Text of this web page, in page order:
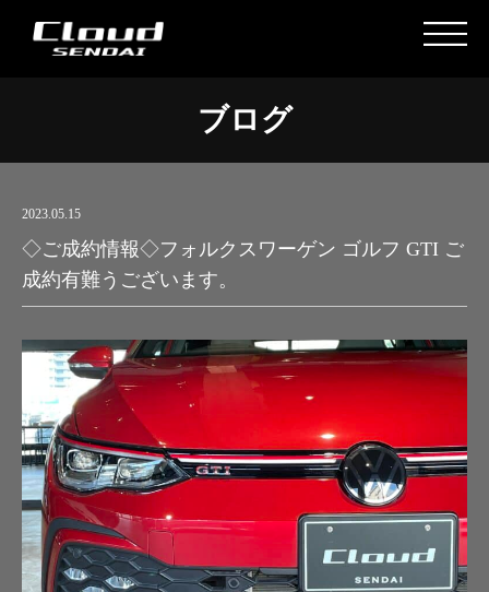
ブログ
2023.05.15
◇ご成約情報◇フォルクスワーゲン ゴルフ GTI ご
成約有難うございます。